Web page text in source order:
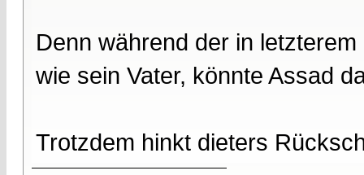
Denn während der in
wie sein Vater, könnte Assad
Trotzdem hinkt dieters